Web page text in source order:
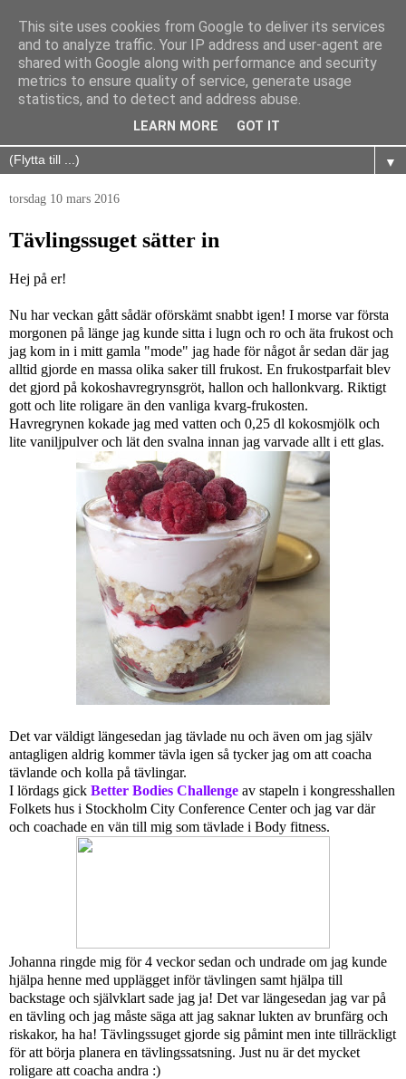
▼
torsdag 10 mars 2016
Tävlingssuget sätter in
Hej på er!
Nu har veckan gått sådär oförskämt snabbt igen! I morse var första
morgonen på länge jag kunde sitta i lugn och ro och äta frukost och
jag kom in i mitt gamla "mode" jag hade för något år sedan där jag
alltid gjorde en massa olika saker till frukost. En frukostparfait blev
det gjord på kokoshavregrynsgröt, hallon och hallonkvarg. Riktigt
gott och lite roligare än den vanliga kvarg-frukosten.
Havregrynen kokade jag med vatten och 0,25 dl kokosmjölk och
lite vaniljpulver och lät den svalna innan jag varvade allt i ett glas.
Det var väldigt längesedan jag tävlade nu och även om jag själv
antagligen aldrig kommer tävla igen så tycker jag om att coacha
tävlande och kolla på tävlingar.
I lördags gick Better Bodies Challenge av stapeln i kongresshallen
Folkets hus i Stockholm City Conference Centeroch jag var där
och coachade en vän till mig som tävlade i Body fitness.
Johanna ringde mig för 4 veckor sedan och undrade om jag kunde
hjälpa henne med upplägget inför tävlingen samt hjälpa till
backstage och självklart sade jag ja! Det var längesedan jag var på
en tävling och jag måste säga att jag saknar lukten av brunfärg och
riskakor, ha ha! Tävlingssuget gjorde sig påmint men inte tillräckligt
för att börja planera en tävlingssatsning. Just nu är det mycket
roligare att coacha andra :)
This site uses cookies from Google to deliver its services
and to analyze traffic. Your IP address and user-agent are
shared with Google along with performance and security
metrics to ensure quality of service, generate usage
statistics, and to detect and address abuse.
LEARN MORE GOT IT